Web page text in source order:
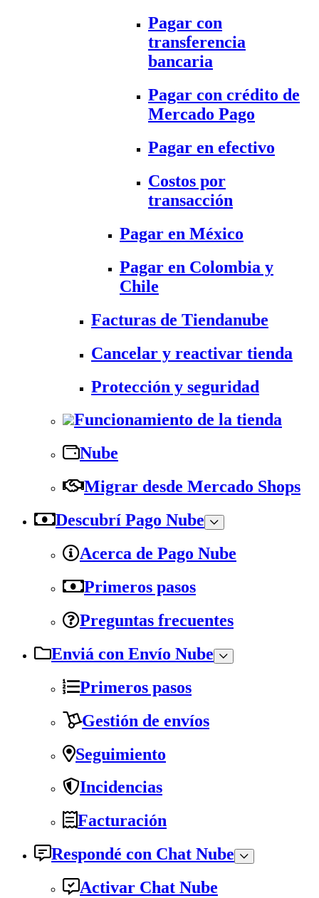
Pagar con
transferencia
bancaria
Pagar con crédito de
Mercado Pago
Pagar en efectivo
Costos por
transacción
Pagar en México
Pagar en Colombia y
Chile
Facturas de Tiendanube
Cancelar y reactivar tienda
Protección y seguridad
Funcionamiento de la tienda
Nube
Migrar desde Mercado Shops
Descubrí Pago Nube
Acerca de Pago Nube
Primeros pasos
Preguntas frecuentes
Enviá con Envío Nube
Primeros pasos
Gestión de envíos
Seguimiento
Incidencias
Facturación
Respondé con Chat Nube
Activar Chat Nube